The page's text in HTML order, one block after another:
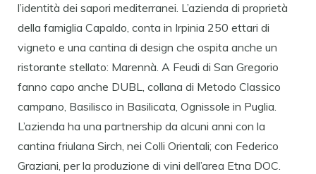
l’identità dei sapori mediterranei. L’azienda di proprietà
della famiglia Capaldo, conta in Irpinia 250 ettari di
vigneto e una cantina di design che ospita anche un
ristorante stellato: Marennà. A Feudi di San Gregorio
fanno capo anche DUBL, collana di Metodo Classico
campano, Basilisco in Basilicata, Ognissole in Puglia.
L’azienda ha una partnership da alcuni anni con la
cantina friulana Sirch, nei Colli Orientali; con Federico
Graziani, per la produzione di vini dell’area Etna DOC.